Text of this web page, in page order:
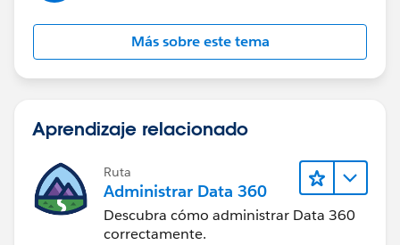
Más sobre este tema
Aprendizaje relacionado
Ruta
Administrar Data 360
Descubra cómo administrar Data 360
correctamente.